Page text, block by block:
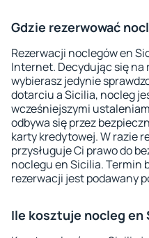
Gdzie rezerwować
Rezerwacji noclegów en
Internet. Decydując się na
wybierasz jedynie
dotarciu a Sicilia, nocleg
wcześniejszymi
odbywa się przez
karty kredytowej. W razie
przysługuje Ci prawo do
noclegu en Sicilia. Termin
rezerwacji jest podawany
Ile kosztuje nocleg en